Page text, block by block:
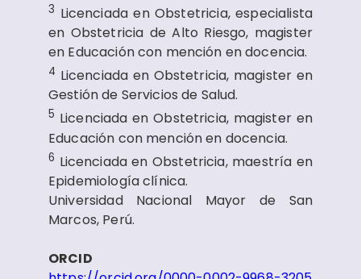
3 Licenciada en Obstetricia, especialista
en Obstetricia de Alto Riesgo, magister
en Educación con mención en docencia.
4 Licenciada en Obstetricia, magister en
Gestión de Servicios de Salud.
5 Licenciada en Obstetricia, magister en
Educación con mención en docencia.
6 Licenciada en Obstetricia, maestría en
Epidemiología clínica.
Universidad Nacional Mayor de San
Marcos, Perú.
ORCID